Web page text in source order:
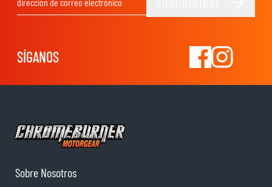
SÍGANOS
Sobre Nosotros